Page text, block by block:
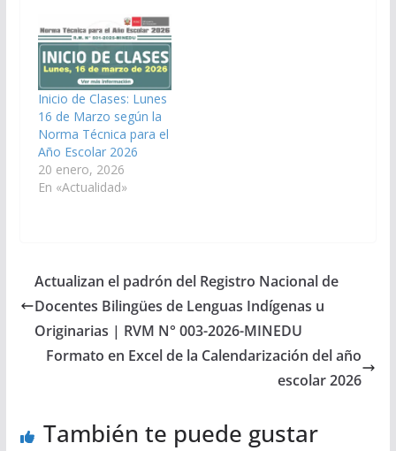
Inicio de Clases: Lunes
16 de Marzo según la
Norma Técnica para el
Año Escolar 2026
20 enero, 2026
En «Actualidad»
Actualizan el padrón del Registro Nacional de
Docentes Bilingües de Lenguas Indígenas u
Originarias | RVM N° 003-2026-MINEDU
Formato en Excel de la Calendarización del año
escolar 2026
También te puede gustar